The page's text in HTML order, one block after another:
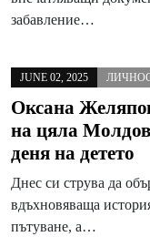
забавление…
JUNE 02, 2025
Оксана
на цяла
деня на детето
Днес си струва да
вдъхновяваща
пътуване, а…